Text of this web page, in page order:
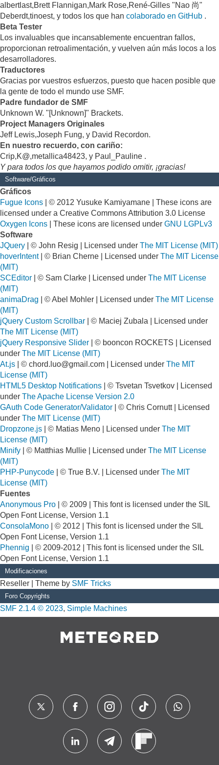
albertlast,Brett Flannigan,Mark Rose,René-Gilles "Nao 尚"
Deberdt,tinoest, y todos los que han colaborado en GitHub .
Beta Tester
Los invaluables que incansablemente encuentran fallos,
proporcionan retroalimentación, y vuelven aún más locos a los
desarrolladores.
Traductores
Gracias por vuestros esfuerzos, puesto que hacen posible que
la gente de todo el mundo use SMF.
Padre fundador de SMF
Unknown W. "[Unknown]" Brackets.
Project Managers Originales
Jeff Lewis,Joseph Fung, y David Recordon.
En nuestro recuerdo, con cariño:
Crip,K@,metallica48423, y Paul_Pauline .
Y para todos los que hayamos podido omitir, ¡gracias!
Software/Gráficos
Gráficos
Fugue Icons | © 2012 Yusuke Kamiyamane | These icons are
licensed under a Creative Commons Attribution 3.0 License
Oxygen Icons | These icons are licensed under GNU LGPLv3
Software
JQuery | © John Resig | Licensed under The MIT License (MIT)
hoverIntent| © Brian Cherne | Licensed under The MIT License
(MIT)
SCEditor | © Sam Clarke | Licensed under The MIT License
(MIT)
animaDrag | © Abel Mohler | Licensed under The MIT License
(MIT)
jQuery Custom Scrollbar | © Maciej Zubala | Licensed under
The MIT License (MIT)
jQuery Responsive Slider | © booncon ROCKETS | Licensed
under The MIT License (MIT)
At.js | © chord.luo@gmail.com | Licensed under The MIT
License (MIT)
HTML5 Desktop Notifications | © Tsvetan Tsvetkov | Licensed
under The Apache License Version 2.0
GAuth Code Generator/Validator | © Chris Cornutt | Licensed
under The MIT License (MIT)
Dropzone.js | © Matias Meno | Licensed under The MIT
License (MIT)
Minify | © Matthias Mullie | Licensed under The MIT License
(MIT)
PHP-Punycode | © True B.V. | Licensed under The MIT
License (MIT)
Fuentes
Anonymous Pro | © 2009 | This font is licensed under the SIL
Open Font License, Version 1.1
ConsolaMono | © 2012 | This font is licensed under the SIL
Open Font License, Version 1.1
Phennig | © 2009-2012 | This font is licensed under the SIL
Open Font License, Version 1.1
Modificaciones
Reseller | Theme by SMF Tricks
Foro Copyrights
SMF 2.1.4 © 2023, Simple Machines